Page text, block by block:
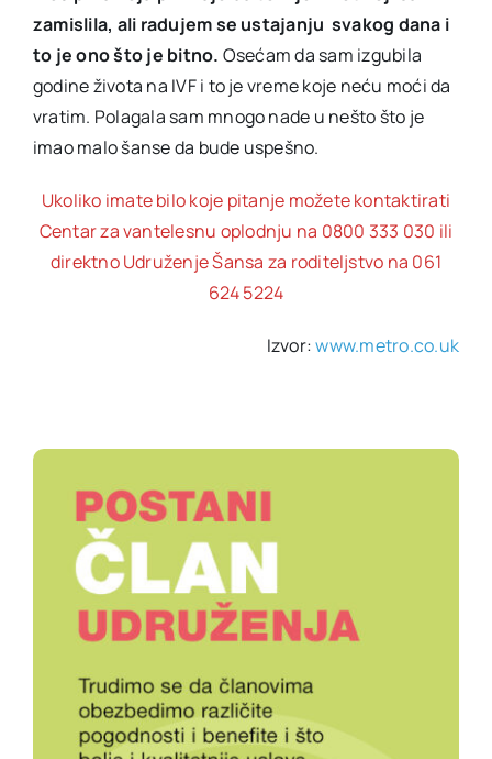
zamislila, ali radujem se ustajanju svakog dana i
to je ono što je bitno. Osećam da sam izgubila
godine života na IVF i to je vreme koje neću moći da
vratim. Polagala sam mnogo nade u nešto što je
imao malo šanse da bude uspešno.
Ukoliko imate bilo koje pitanje možete kontaktirati
Centar za vantelesnu oplodnju na 0800 333 030 ili
direktno Udruženje Šansa za roditeljstvo na 061
624 5224
Izvor:www.metro.co.uk